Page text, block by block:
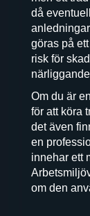
då
göras på
risk för
Om du är
för att köra
det även
en
innehar ett
om den